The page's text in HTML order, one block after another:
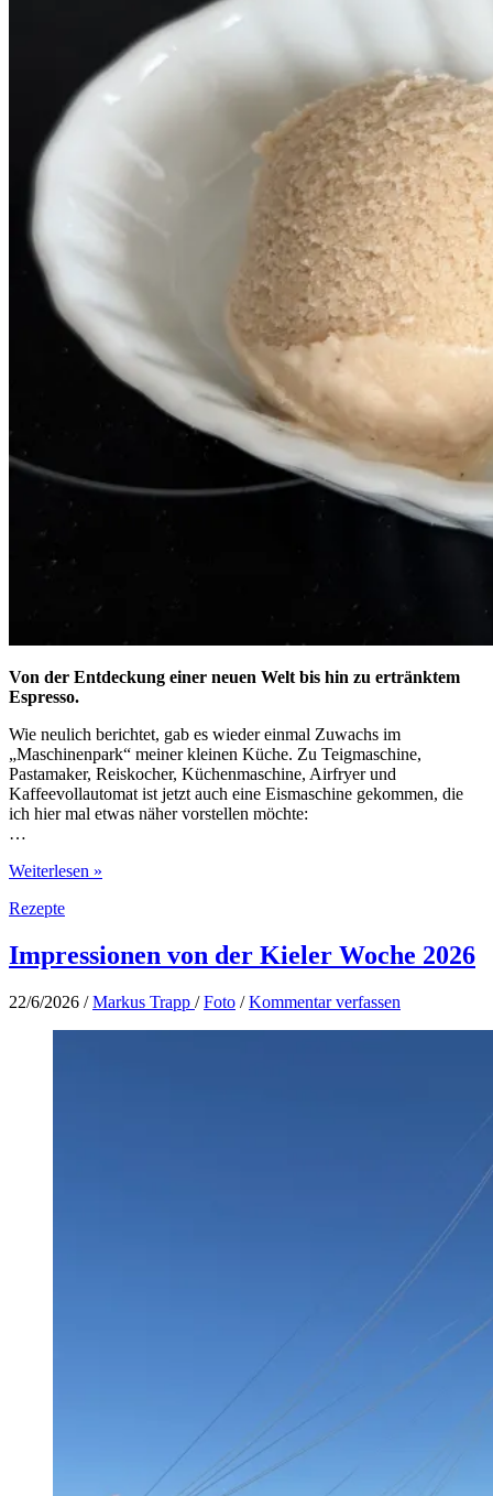
Von der Entdeckung einer neuen Welt bis hin zu ertränktem
Espresso.
Wie neulich berichtet, gab es wieder einmal Zuwachs im
„Maschinenpark“ meiner kleinen Küche. Zu Teigmaschine,
Pastamaker, Reiskocher, Küchenmaschine, Airfryer und
Kaffeevollautomat ist jetzt auch eine Eismaschine gekommen, die
ich hier mal etwas näher vorstellen möchte:
…
Neuzugang
Maschinenpark
Küche:
die
Weiterlesen »
Rezepte
Impressionen von der Kieler Woche 2026
22/6/2026 /Markus Trapp /Foto /Kommentar verfassen